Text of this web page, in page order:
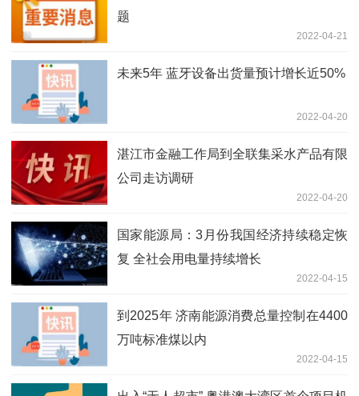
题
2022-04-21
未来5年 蓝牙设备出货量预计增长近50%
2022-04-20
湛江市金融工作局到全联集采水产品有限
公司走访调研
2022-04-20
国家能源局：3月份我国经济持续稳定恢
复 全社会用电量持续增长
2022-04-15
到2025年 济南能源消费总量控制在4400
万吨标准煤以内
2022-04-15